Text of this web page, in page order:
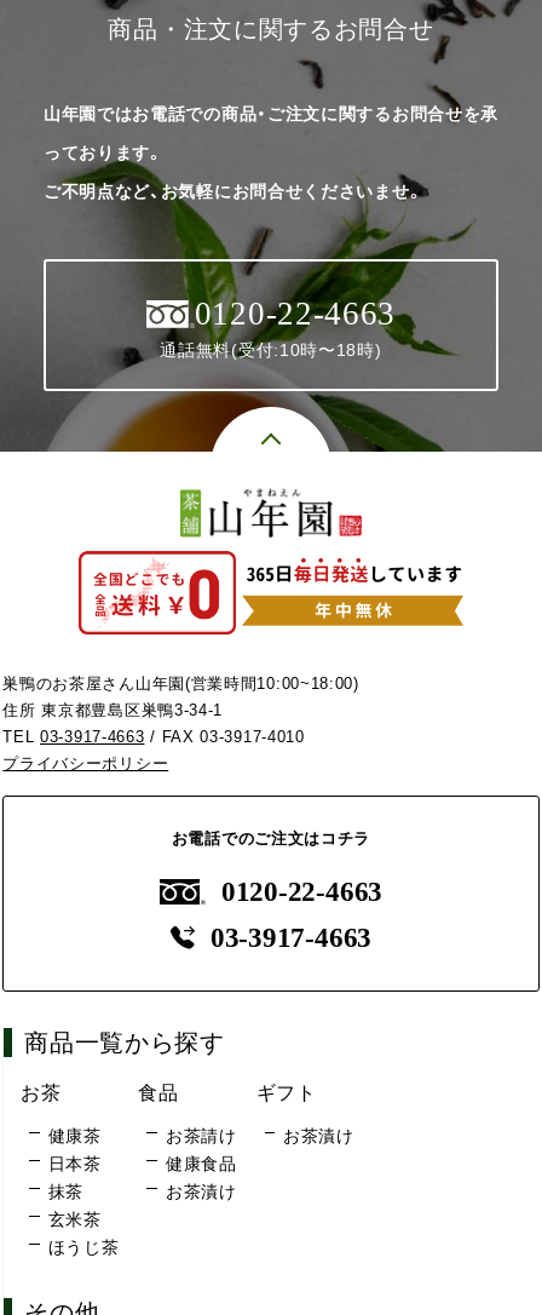
商品・注文に関するお問合せ
山年園ではお電話での商品・ご注文に関するお問合せを承
っております。
ご不明点など、お気軽にお問合せくださいませ。
0120-22-4663
通話無料(受付:10時〜18時)
巣鴨のお茶屋さん山年園(営業時間10:00~18:00)
住所 東京都豊島区巣鴨3-34-1
TEL03-3917-4663 / FAX 03-3917-4010
プライバシーポリシー
お電話でのご注文はコチラ
0120-22-4663
03-3917-4663
商品一覧から探す
お茶
健康茶
日本茶
抹茶
玄米茶
ほうじ茶
食品
お茶請け
健康食品
お茶漬け
ギフト
お茶漬け